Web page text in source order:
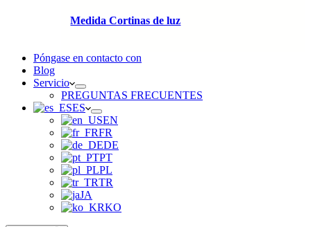
Medida Cortinas de luz
Póngase en contacto con
Blog
Servicio
PREGUNTAS FRECUENTES
ES
EN
FR
DE
PT
PL
TR
JA
KO